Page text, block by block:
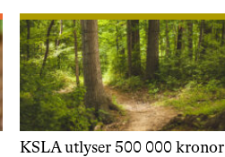
KSLA utlyser 500 000 kronor